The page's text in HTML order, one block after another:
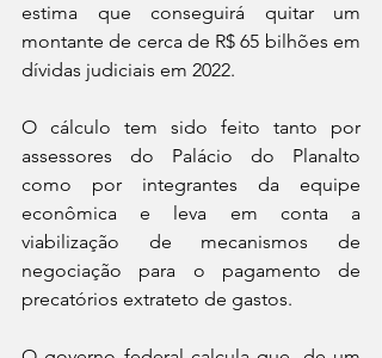
estima que conseguirá quitar um
montante de cerca de R$ 65 bilhões em
dívidas judiciais em 2022.
O cálculo tem sido feito tanto por
assessores do Palácio do Planalto
como por integrantes da equipe
econômica e leva em conta a
viabilização de mecanismos de
negociação para o pagamento de
precatórios extrateto de gastos.